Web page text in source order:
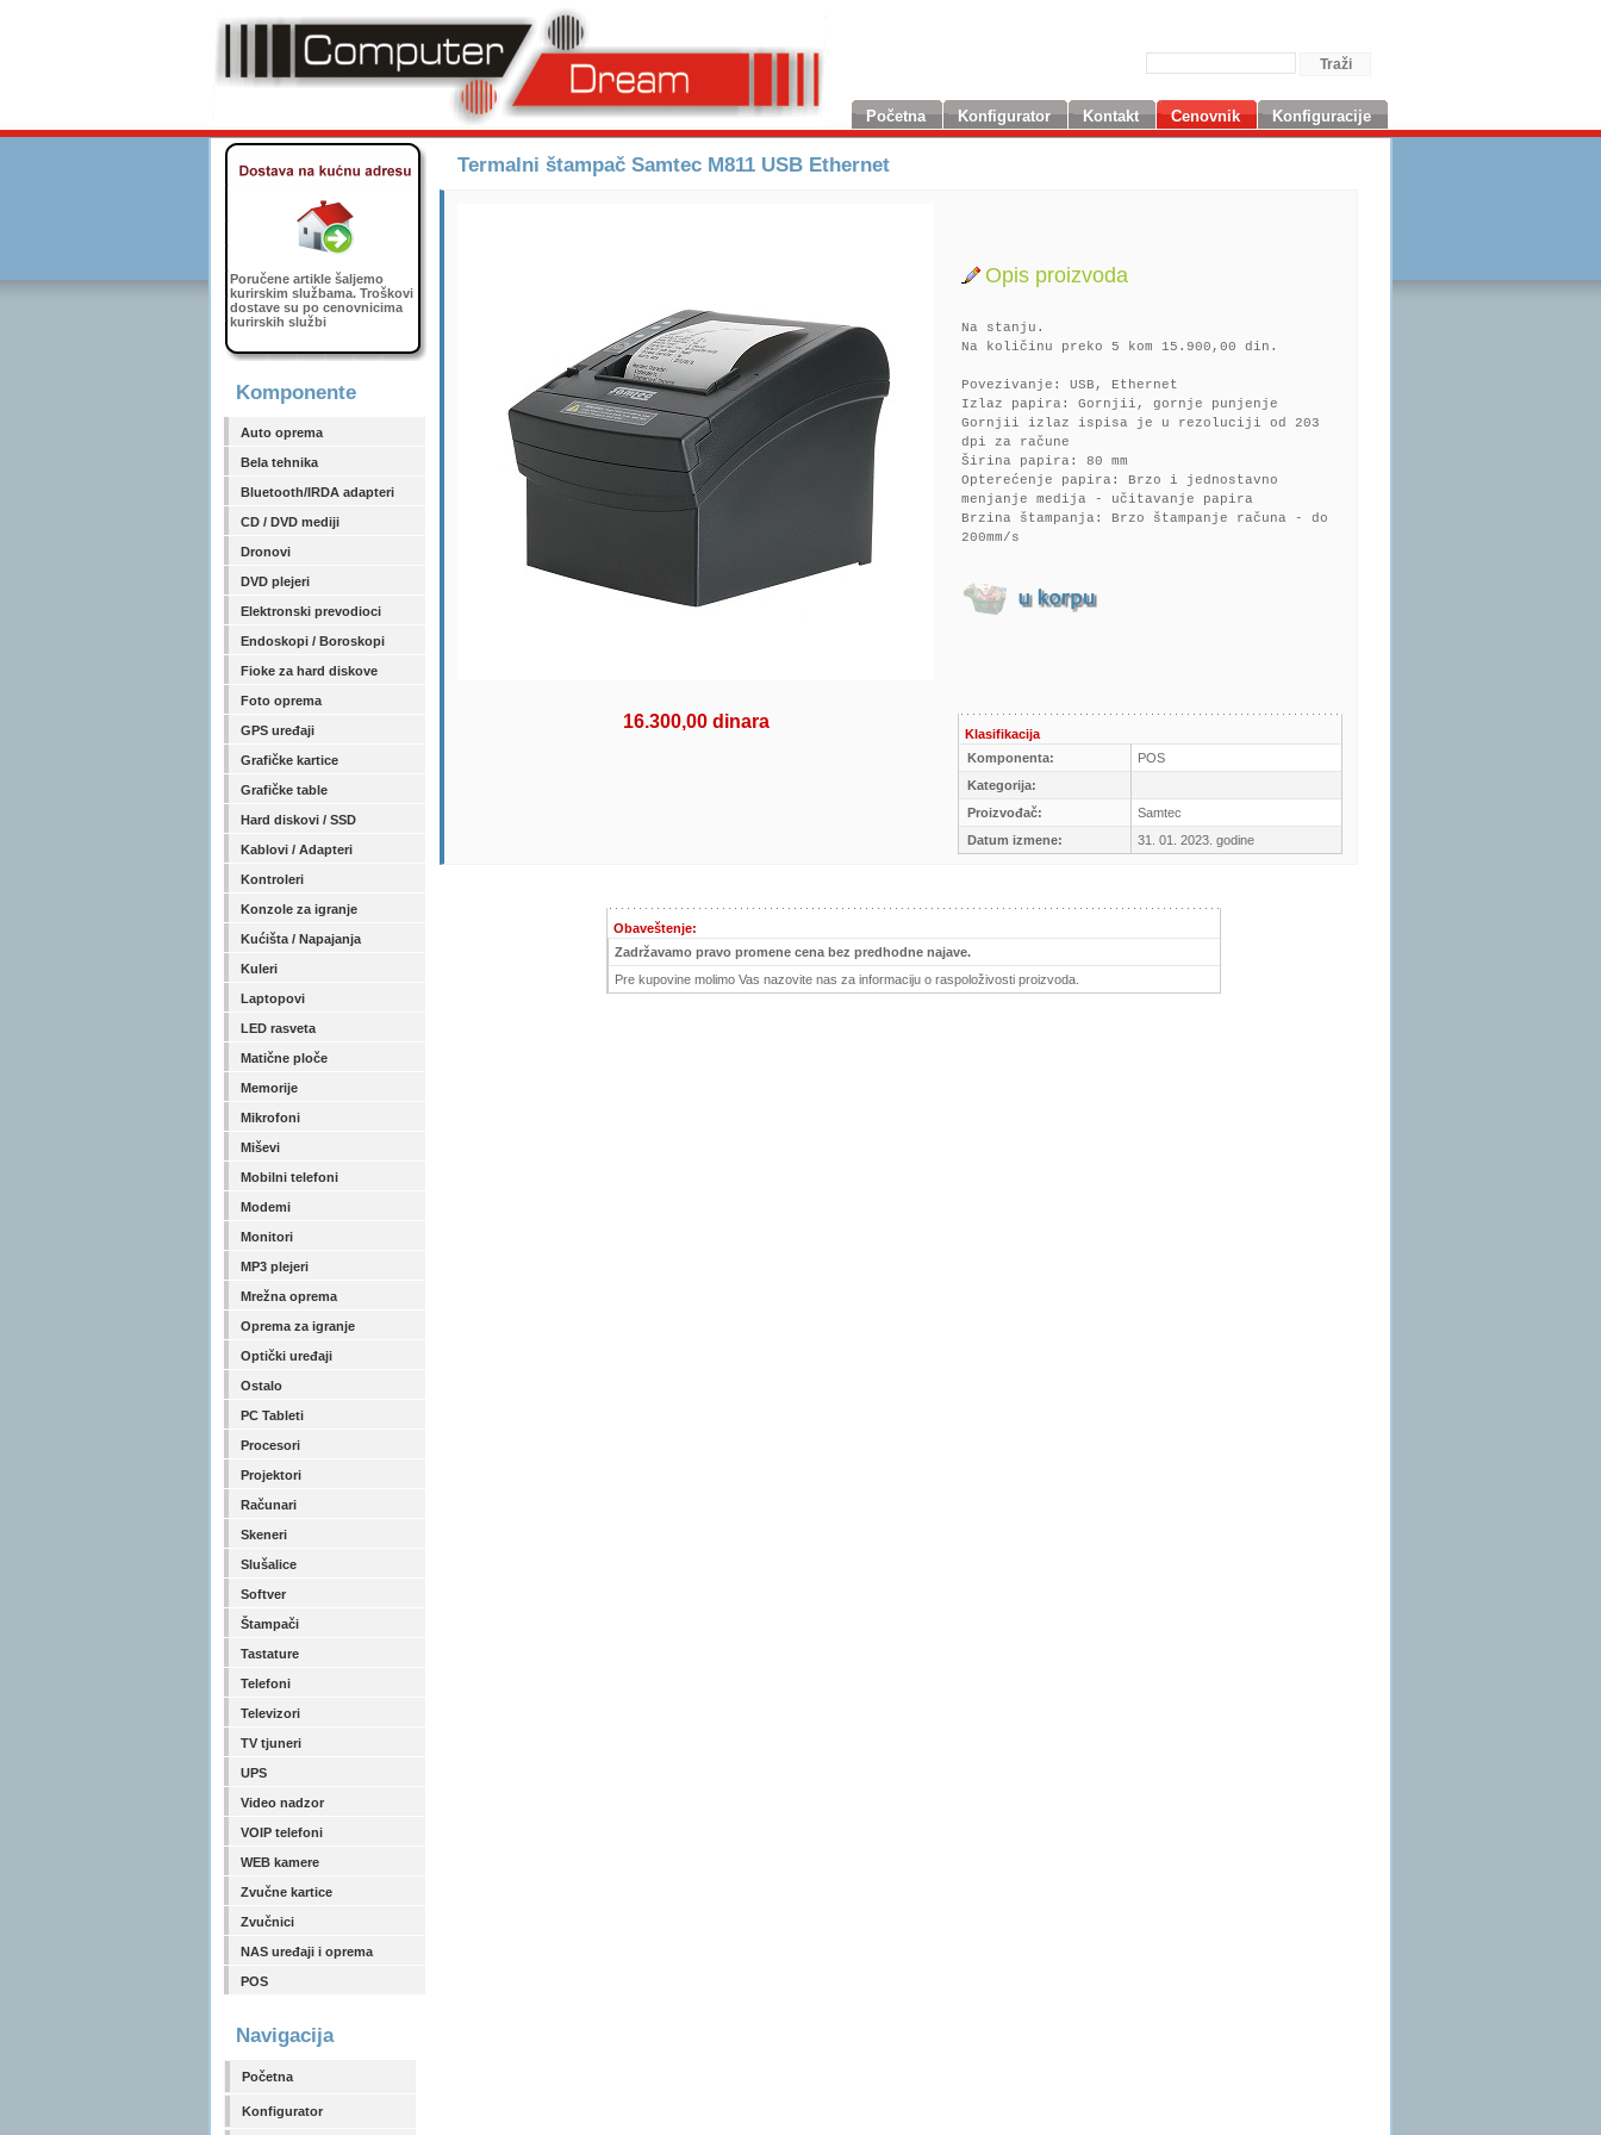
Početna Konfigurator Kontakt Cenovnik Konfiguracije
Poručene artikle šaljemo
kurirskim službama. Troškovi
dostave su po cenovnicima
kurirskih službi
Komponente
Auto oprema
Bela tehnika
Bluetooth/IRDA adapteri
CD / DVD mediji
Dronovi
DVD plejeri
Elektronski prevodioci
Endoskopi / Boroskopi
Fioke za hard diskove
Foto oprema
GPS uređaji
Grafičke kartice
Grafičke table
Hard diskovi / SSD
Kablovi / Adapteri
Kontroleri
Konzole za igranje
Kućišta / Napajanja
Kuleri
Laptopovi
LED rasveta
Matične ploče
Memorije
Mikrofoni
Miševi
Mobilni telefoni
Modemi
Monitori
MP3 plejeri
Mrežna oprema
Oprema za igranje
Optički uređaji
Ostalo
PC Tableti
Procesori
Projektori
Računari
Skeneri
Slušalice
Softver
Štampači
Tastature
Telefoni
Televizori
TV tjuneri
UPS
Video nadzor
VOIP telefoni
WEB kamere
Zvučne kartice
Zvučnici
NAS uređaji i oprema
POS
Navigacija
Početna
Konfigurator
Termalni štampač Samtec M811 USB Ethernet
Opis proizvoda
Na stanju.
Na količinu preko 5 kom 15.900,00 din.
Povezivanje: USB, Ethernet
Izlaz papira: Gornjii, gornje punjenje
Gornjii izlaz ispisa je u rezoluciji od 203
dpi za račune
Širina papira: 80 mm
Opterećenje papira: Brzo i jednostavno
menjanje medija - učitavanje papira
Brzina štampanja: Brzo štampanje računa - do
200mm/s
16.300,00 dinara
Klasifikacija
Komponenta:
POS
Kategorija:
Proizvođač:
Samtec
Datum izmene:
31. 01. 2023. godine
Obaveštenje:
Zadržavamo pravo promene cena bez predhodne najave.
Pre kupovine molimo Vas nazovite nas za informaciju o raspoloživosti proizvoda.